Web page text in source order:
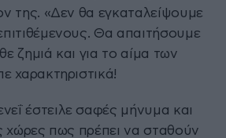
της. «Δεν θα εγκαταλείψουμε
Θα απαιτήσουμε
ζημιά και για το αίμα των
χαρακτηριστικά!
έστειλε σαφές μήνυμα και
χώρες πως πρέπει να σταθούν